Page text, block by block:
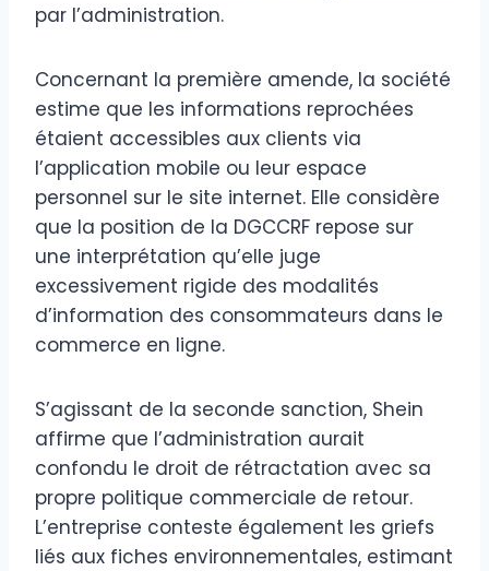
par l’administration.
Concernant la première amende, la société
estime que les informations reprochées
étaient accessibles aux clients via
l’application mobile ou leur espace
personnel sur le site internet. Elle considère
que la position de la DGCCRF repose sur
une interprétation qu’elle juge
excessivement rigide des modalités
d’information des consommateurs dans le
commerce en ligne.
S’agissant de la seconde sanction, Shein
affirme que l’administration aurait
confondu le droit de rétractation avec sa
propre politique commerciale de retour.
L’entreprise conteste également les griefs
liés aux fiches environnementales, estimant